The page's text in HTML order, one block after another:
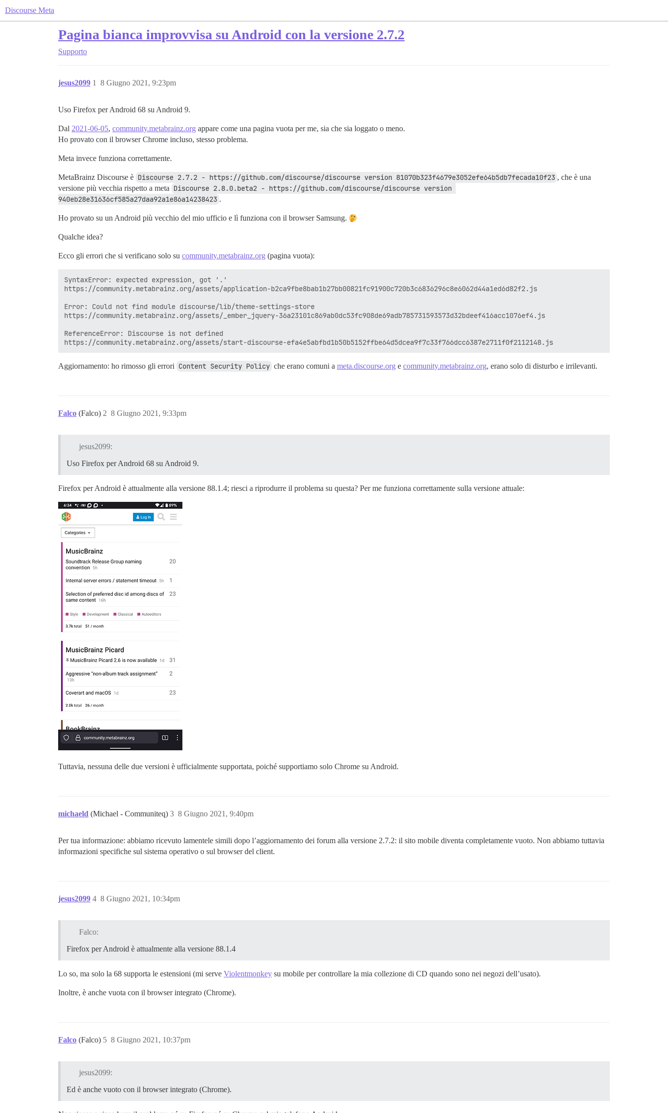
Discourse Meta
Pagina bianca improvvisa su Android con la versione 2.7.2
Supporto
jesus2099 8 Giugno 2021, 9:23pm
1
Uso Firefox per Android 68 su Android 9.
Dal 2021-06-05, community.metabrainz.org appare come una pagina vuota per me, sia che sia loggato o meno.
Ho provato con il browser Chrome incluso, stesso problema.
Meta invece funziona correttamente.
MetaBrainz Discourse è Discourse 2.7.2 - https://github.com/discourse/discourse version 81070b323f4679e3052efe64b5db7fecada10f23 , che è una
versione più vecchia rispetto a meta Discourse 2.8.0.beta2 - https://github.com/discourse/discourse version
940eb28e31636cf585a27daa92a1e86a14238423 .
Ho provato su un Android più vecchio del mio ufficio e lì funziona con il browser Samsung.
Qualche idea?
Ecco gli errori che si verificano solo su community.metabrainz.org (pagina vuota):
SyntaxError: expected expression, got '.'
https://community.metabrainz.org/assets/application-b2ca9fbe8bab1b27bb00821fc91900c720b3c6836296c8e6062d44a1ed6d82f2.js
Error: Could not find module discourse/lib/theme-settings-store
https://community.metabrainz.org/assets/_ember_jquery-36a23101c869ab0dc53fc908de69adb785731593573d32bdeef416acc1076ef4.js
ReferenceError: Discourse is not defined
Aggiornamento: ho rimosso gli errori Content Security Policy che erano comuni a meta.discourse.org e community.metabrainz.org, erano solo di disturbo e irrilevanti.
Falco (Falco) 8 Giugno 2021, 9:33pm
2
jesus2099:
Uso Firefox per Android 68 su Android 9.
Firefox per Android è attualmente alla versione 88.1.4; riesci a riprodurre il problema su questa? Per me funziona correttamente sulla versione attuale:
Tuttavia, nessuna delle due versioni è ufficialmente supportata, poiché supportiamo solo Chrome su Android.
michaeld (Michael - Communiteq) 8 Giugno 2021, 9:40pm
3
Per tua informazione: abbiamo ricevuto lamentele simili dopo l’aggiornamento dei forum alla versione 2.7.2: il sito mobile diventa completamente vuoto. Non abbiamo tuttavia
informazioni specifiche sul sistema operativo o sul browser del client.
jesus2099 8 Giugno 2021, 10:34pm
4
Falco:
Firefox per Android è attualmente alla versione 88.1.4
Lo so, ma solo la 68 supporta le estensioni (mi serve Violentmonkey su mobile per controllare la mia collezione di CD quando sono nei negozi dell’usato).
Inoltre, è anche vuota con il browser integrato (Chrome).
Falco (Falco) 8 Giugno 2021, 10:37pm
5
jesus2099:
Ed è anche vuoto con il browser integrato (Chrome).